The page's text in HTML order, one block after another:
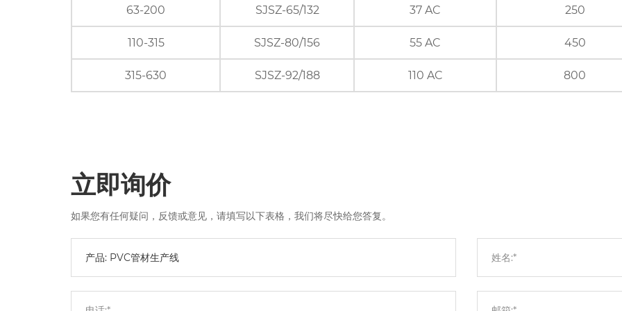
63-200 SJSZ-65/132 37 AC 250
110-315 SJSZ-80/156 55 AC 450
315-630 SJSZ-92/188 110 AC 800
立即询价
如果您有任何疑问，反馈或意见，请填写以下表格，我们将尽快给您答复。